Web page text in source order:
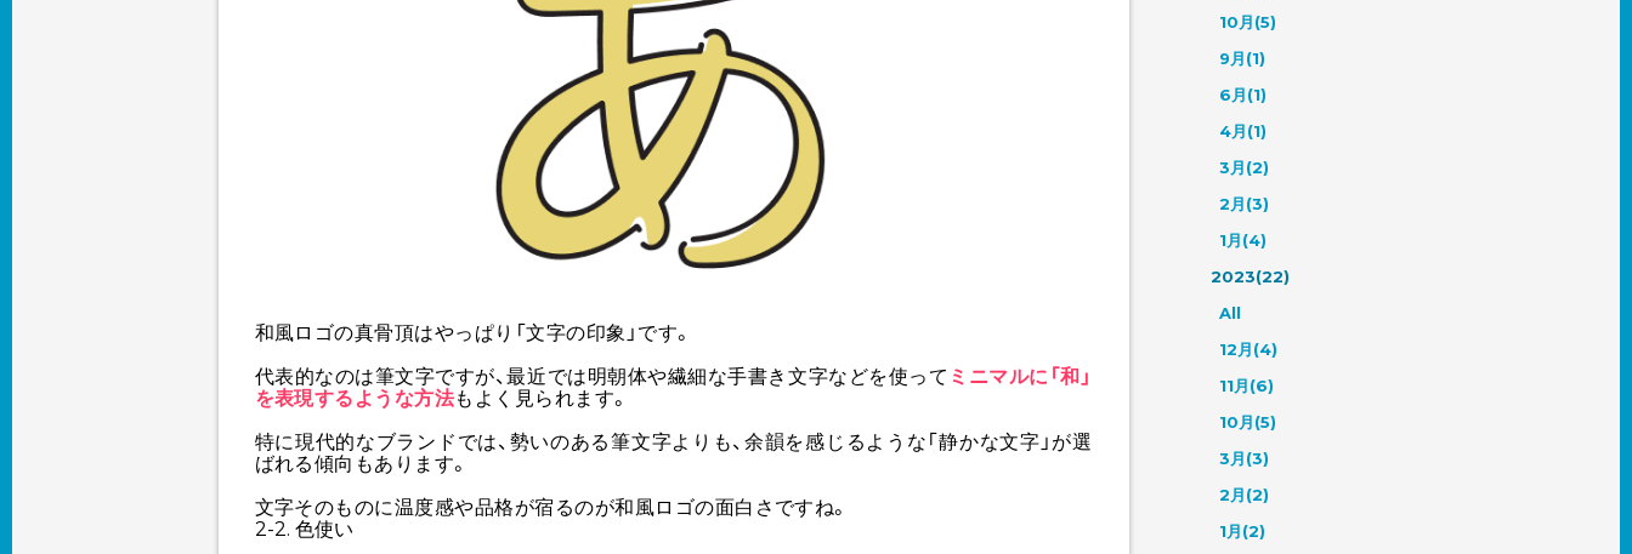
和風ロゴの真骨頂はやっぱり「文字の印象」です。
代表的なのは筆文字ですが、最近では明朝体や繊細な手書き文字などを使って ミニマルに「和」
を表現するような方法もよく見られます。
特に現代的なブランドでは、勢いのある筆文字よりも、余韻を感じるような「静かな文字」が選
ばれる傾向もあります。
文字そのものに温度感や品格が宿るのが和風ロゴの面白さですね。
2-2. 色使い
10月(5)
9月(1)
6月(1)
4月(1)
3月(2)
2月(3)
1月(4)
2023(22)
All
12月(4)
11月(6)
10月(5)
3月(3)
2月(2)
1月(2)